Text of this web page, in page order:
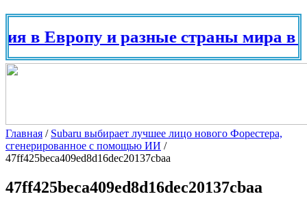
в Европу и разные страны мира в
Главная / Subaru выбирает лучшее лицо нового Форестера,
сгенерированное с помощью ИИ /
47ff425beca409ed8d16dec20137cbaa
47ff425beca409ed8d16dec20137cbaa